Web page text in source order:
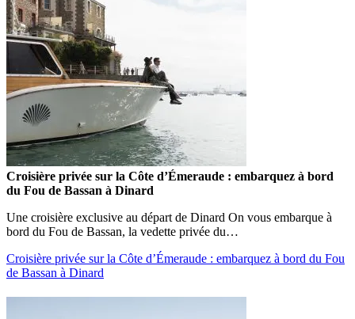
Croisière privée sur la Côte d’Émeraude : embarquez à bord
du Fou de Bassan à Dinard
Une croisière exclusive au départ de Dinard On vous embarque à
bord du Fou de Bassan, la vedette privée du…
Croisière privée sur la Côte d’Émeraude : embarquez à bord du Fou
de Bassan à Dinard